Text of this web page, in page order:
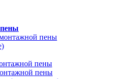
пены
пены
пены